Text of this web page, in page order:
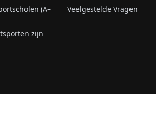
(A–
zijn
Veelgestelde Vragen